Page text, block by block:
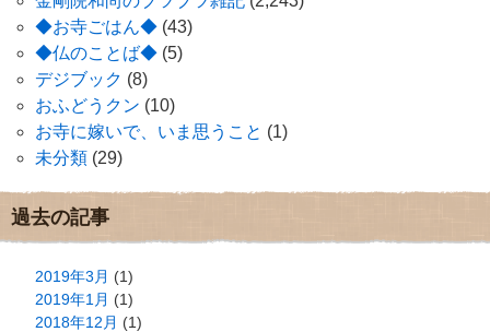
◆お寺ごはん◆ (43)
◆仏のことば◆ (5)
デジブック (8)
おふどうクン (10)
お寺に嫁いで、いま思うこと (1)
未分類 (29)
過去の記事
2019年3月 (1)
2019年1月 (1)
2018年12月 (1)